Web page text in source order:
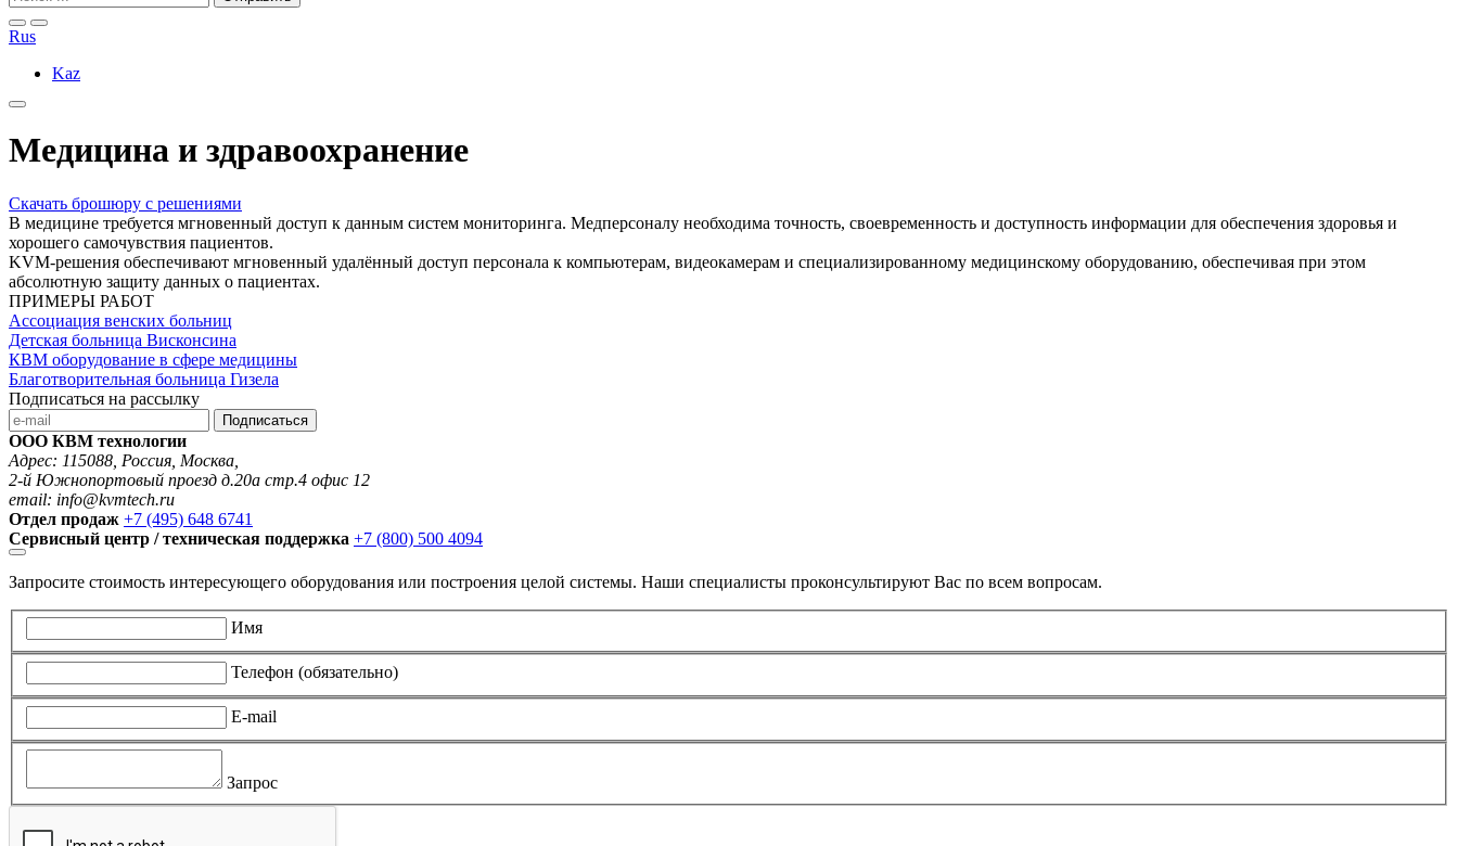
Rus
Kaz
Медицина и здравоохранение
Скачать брошюру с решениями
В медицине требуется мгновенный доступ к данным систем мониторинга. Медперсоналу необходима точность, своевременность и доступность информации для обеспечения здоровья и
хорошего самочувствия пациентов.
KVM-решения обеспечивают мгновенный удалённый доступ персонала к компьютерам, видеокамерам и специализированному медицинскому оборудованию, обеспечивая при этом
абсолютную защиту данных о пациентах.
ПРИМЕРЫ РАБОТ
Ассоциация венских больниц
Детская больница Висконсина
КВМ оборудование в сфере медицины
Благотворительная больница Гизела
Подписаться на рассылку
Подписаться
ООО КВМ технологии
Адрес: 115088, Россия, Москва,
2-й Южнопортовый проезд д.20а стр.4 офис 12
email: info@kvmtech.ru
Отдел продаж +7 (495) 648 6741
Сервисный центр / техническая поддержка +7 (800) 500 4094
Запросите стоимость интересующего оборудования или построения целой системы. Наши специалисты проконсультируют Вас по всем вопросам.
Имя
Телефон (обязательно)
E-mail
Запрос